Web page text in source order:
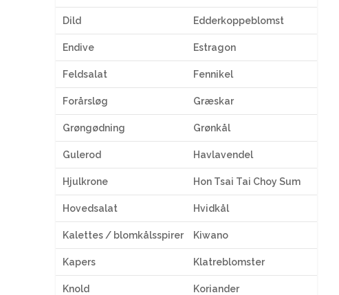
Dild Edderkoppeblomst
Endive Estragon
Feldsalat Fennikel
Forårsløg Græskar
Grøngødning Grønkål
Gulerod Havlavendel
Hjulkrone Hon Tsai Tai Choy Sum
Hovedsalat Hvidkål
Kalettes / blomkålsspirer Kiwano
Kapers Klatreblomster
Knold Koriander